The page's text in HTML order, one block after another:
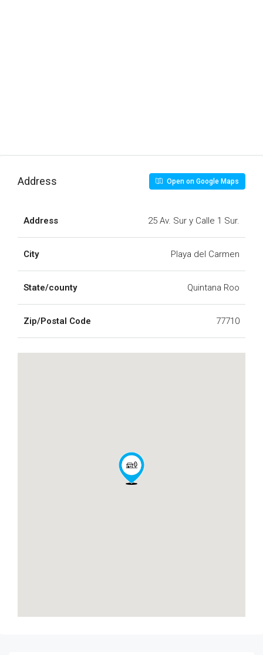
Address Open on Google Maps
Address 25 Av. Sur y Calle 1 Sur.
City Playa del Carmen
State/county Quintana Roo
Zip/Postal Code 77710